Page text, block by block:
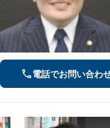
電話でお問い合わ